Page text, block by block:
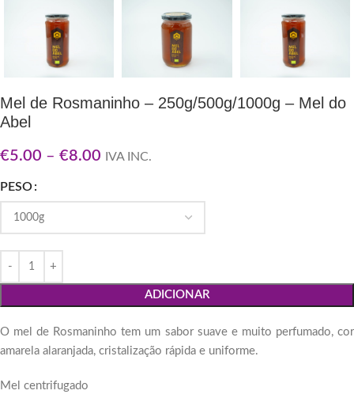
Mel de Rosmaninho – 250g/500g/1000g – Mel do
Abel
€5.00 – €8.00 IVA INC.
PESO
ADICIONAR
O mel de Rosmaninho tem um sabor suave e muito perfumado, cor
amarela alaranjada, cristalização rápida e uniforme.
Mel centrifugado